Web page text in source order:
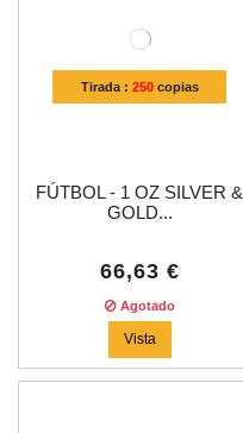
Tirada : 250copias
FÚTBOL - 1 OZ SILVER &
GOLD...
66,63 €
Agotado
Vista